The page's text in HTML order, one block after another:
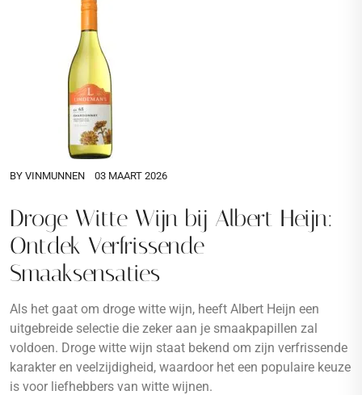
BY VINMUNNEN 03 MAART 2026
Droge Witte Wijn bij Albert Heijn:
Ontdek Verfrissende
Smaaksensaties
Als het gaat om droge witte wijn, heeft Albert Heijn een
uitgebreide selectie die zeker aan je smaakpapillen zal
voldoen. Droge witte wijn staat bekend om zijn verfrissende
karakter en veelzijdigheid, waardoor het een populaire keuze
is voor liefhebbers van witte wijnen.